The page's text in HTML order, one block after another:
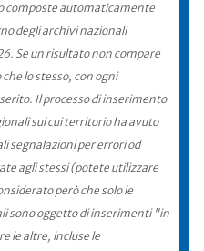
composte automaticamente
degli archivi nazionali
Se un risultato non compare
lo stesso, con ogni
Il processo di inserimento
sul cui territorio ha avuto
segnalazioni per errori od
agli stessi (potete utilizzare
però che solo le
sono oggetto di inserimenti "in
le altre, incluse le